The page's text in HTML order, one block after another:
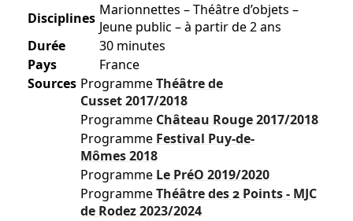
Disciplines Marionnettes – Théâtre d’objets –
Jeune public – à partir de 2 ans
Durée
30 minutes
Pays
France
Sources ProgrammeThéâtre de
Cusset2017/2018
Programme Château Rouge2017/2018
Programme Festival Puy-de-
Mômes2018
Programme Le PréO 2019/2020
ProgrammeThéâtre des 2 Points - MJC
de Rodez2023/2024